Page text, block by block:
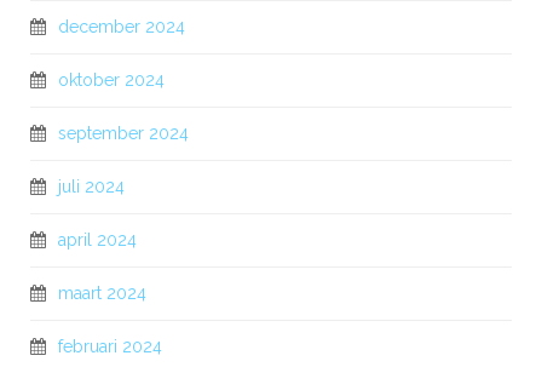
december 2024
oktober 2024
september 2024
juli 2024
april 2024
maart 2024
februari 2024